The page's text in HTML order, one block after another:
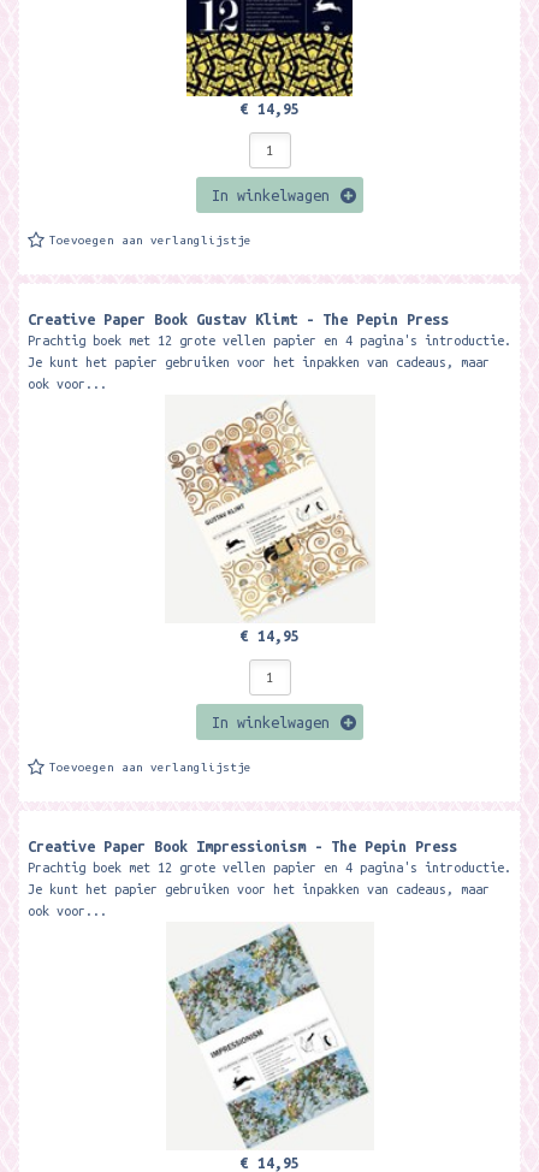
€ 14,95
In winkelwagen
Toevoegen aan verlanglijstje
Creative Paper Book Gustav Klimt - The Pepin Press
Prachtig boek met 12 grote vellen papier en 4 pagina's introductie.
Je kunt het papier gebruiken voor het inpakken van cadeaus, maar
ook voor...
€ 14,95
In winkelwagen
Toevoegen aan verlanglijstje
Creative Paper Book Impressionism - The Pepin Press
Prachtig boek met 12 grote vellen papier en 4 pagina's introductie.
Je kunt het papier gebruiken voor het inpakken van cadeaus, maar
ook voor...
€ 14,95